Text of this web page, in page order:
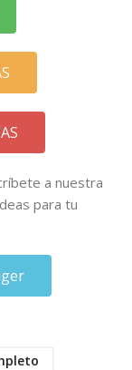
a nuestra
para tu